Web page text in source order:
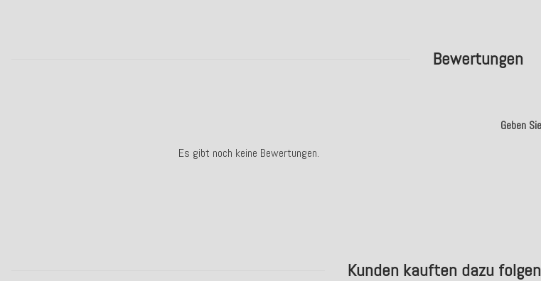
Bewertungen
Geben
Es gibt noch keine Bewertungen.
Kunden kauften dazu